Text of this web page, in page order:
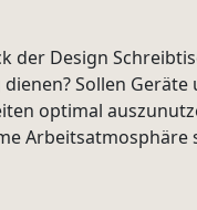
der Design
Sollen
optimal